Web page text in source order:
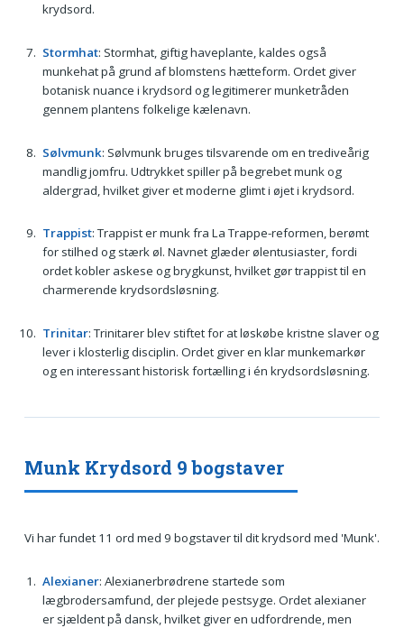
krydsord.
Stormhat: Stormhat, giftig haveplante, kaldes også
munkehat på grund af blomstens hætteform. Ordet giver
botanisk nuance i krydsord og legitimerer munketråden
gennem plantens folkelige kælenavn.
Sølvmunk: Sølvmunk bruges tilsvarende om en trediveårig
mandlig jomfru. Udtrykket spiller på begrebet munk og
aldergrad, hvilket giver et moderne glimt i øjet i krydsord.
Trappist: Trappist er munk fra La Trappe-reformen, berømt
for stilhed og stærk øl. Navnet glæder ølentusiaster, fordi
ordet kobler askese og brygkunst, hvilket gør trappist til en
charmerende krydsordsløsning.
Trinitar: Trinitarer blev stiftet for at løskøbe kristne slaver og
lever i klosterlig disciplin. Ordet giver en klar munkemarkør
og en interessant historisk fortælling i én krydsordsløsning.
Munk Krydsord 9 bogstaver
Vi har fundet 11 ord med 9 bogstaver til dit krydsord med 'Munk'.
Alexianer: Alexianerbrødrene startede som
lægbrodersamfund, der plejede pestsyge. Ordet alexianer
er sjældent på dansk, hvilket giver en udfordrende, men